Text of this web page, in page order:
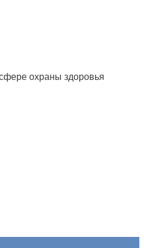
охраны здоровья